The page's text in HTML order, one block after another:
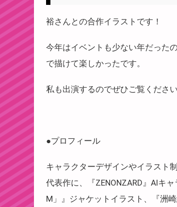
裕さんとの合作イラストです！
今年はイベントも少ない年だった
で描けて楽しかったです。
私も出演するのでぜひご覧くださ
●プロフィール
キャラクターデザインやイラスト
代表作に、『ZENONZARD』AIキ
M」』ジャケットイラスト、『洲